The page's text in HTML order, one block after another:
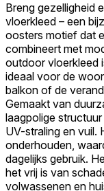
Breng gezelligheid
vloerkleed – een
oosters motief dat
combineert met
outdoor vloerkleed
ideaal voor de
balkon of de
Gemaakt van
laagpolige
UV-straling en vuil.
onderhouden,
dagelijks gebruik.
het vrij is van
volwassenen en